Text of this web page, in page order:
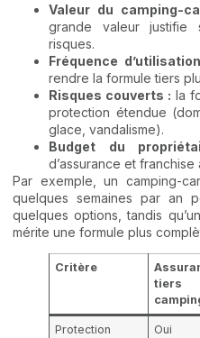
Valeur du camping-
grande valeur justifie
risques.
Fréquence
rendre la formule tiers
Risques couverts : la
protection étendue
glace, vandalisme).
Budget du
d’assurance et
Par exemple, un camping-
quelques semaines par an
quelques options, tandis
mérite une formule plus
Critère
tiers
Protection
Oui